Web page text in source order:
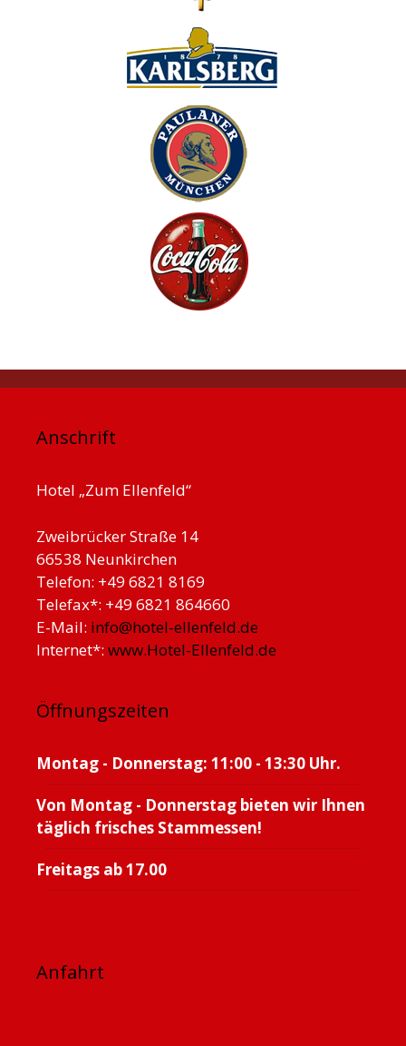
Anschrift
Hotel „Zum Ellenfeld“
Zweibrücker Straße 14
66538 Neunkirchen
Telefon: +49 6821 8169
Telefax*: +49 6821 864660
E-Mail: info@hotel-ellenfeld.de
Internet*: www.Hotel-Ellenfeld.de
Öffnungszeiten
Montag - Donnerstag: 11:00 - 13:30 Uhr.
Von Montag - Donnerstag bieten wir Ihnen
täglich frisches Stammessen!
Freitags ab 17.00
Anfahrt